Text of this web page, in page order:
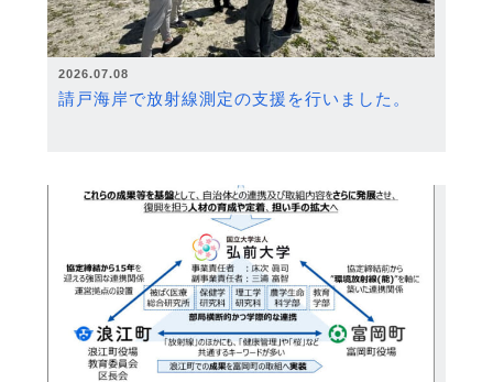
2026.07.08
請戸海岸で放射線測定の支援を行いました。